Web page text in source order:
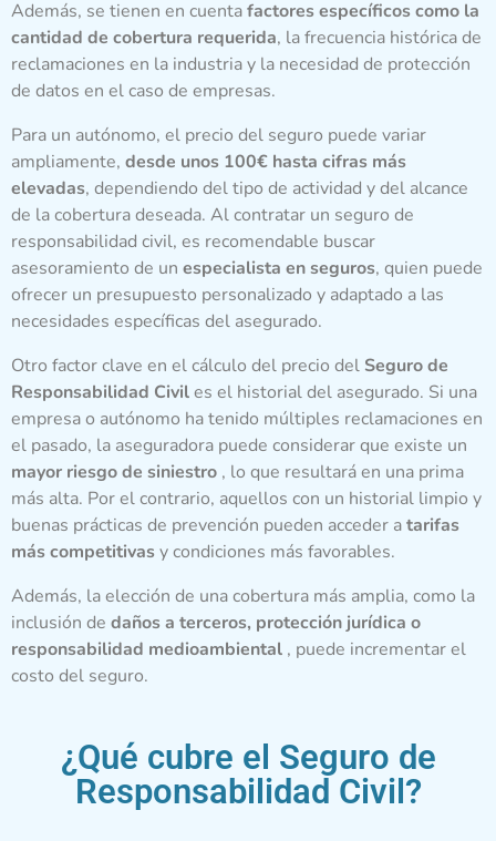
Además, se tienen en cuentafactores específicos como la
cantidad de cobertura requerida, la frecuencia histórica de
reclamaciones en la industria y la necesidad de protección
de datos en el caso de empresas.
Para un autónomo, el precio del seguro puede variar
ampliamente, desde unos 100€ hasta cifras más
elevadas, dependiendo del tipo de actividad y del alcance
de la cobertura deseada. Al contratar un seguro de
responsabilidad civil, es recomendable buscar
asesoramiento de un especialista en seguros, quien puede
ofrecer un presupuesto personalizado y adaptado a las
necesidades específicas del asegurado.
Otro factor clave en el cálculo del precio del Seguro de
Responsabilidad Civiles el historial del asegurado. Si una
empresa o autónomo ha tenido múltiples reclamaciones en
el pasado, la aseguradora puede considerar que existe un
mayor riesgo de siniestro , lo que resultará en una prima
más alta. Por el contrario, aquellos con un historial limpio y
buenas prácticas de prevención pueden acceder atarifas
más competitivasy condiciones más favorables.
Además, la elección de una cobertura más amplia, como la
inclusión de daños a terceros, protección jurídica o
responsabilidad medioambiental , puede incrementar el
costo del seguro.
¿Qué cubre el Seguro de
Responsabilidad Civil?